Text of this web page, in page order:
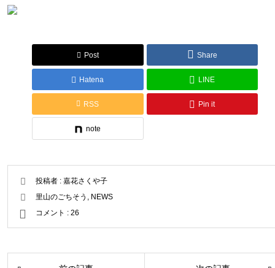
Post Share
Hatena LINE
RSS Pin it
note
投稿者 : 嘉花さくや子
里山のごちそう , NEWS
コメント : 26